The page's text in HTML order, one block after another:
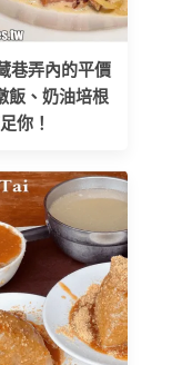
巷弄內的平價
飯、奶油培根
你！